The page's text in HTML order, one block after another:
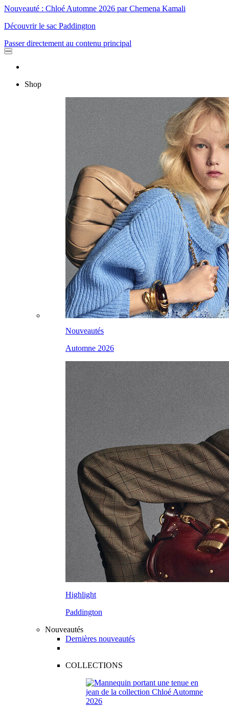
Nouveauté : Chloé Automne 2026 par Chemena Kamali
Découvrir le sac Paddington
Passer directement au contenu principal
Shop
Nouveautés
Automne 2026
Highlight
Paddington
Nouveautés
Dernières nouveautés
COLLECTIONS